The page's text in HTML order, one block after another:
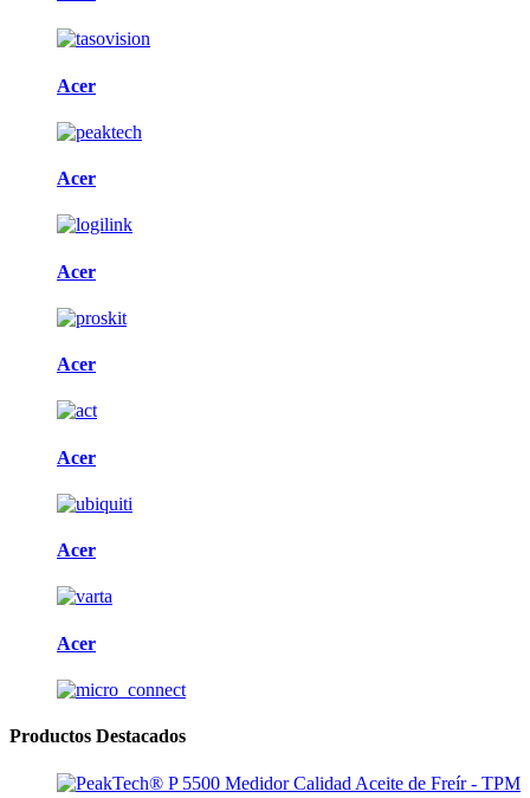
Acer
Acer
Acer
Acer
Acer
Acer
Acer
Productos Destacados